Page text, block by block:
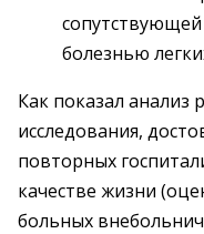
болезнью
Как показал анализ
исследования,
повторных
качестве жизни
больных